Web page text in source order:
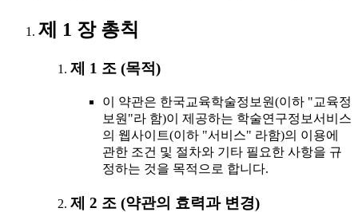
제 1 장 총칙
제 1 조 (목적)
이 약관은 한국교육학술정보원(이하 "교육정
보원"라 함)이 제공하는 학술연구정보서비스
의 웹사이트(이하 "서비스" 라함)의 이용에
관한 조건 및 절차와 기타 필요한 사항을 규
정하는 것을 목적으로 합니다.
제 2 조 (약관의 효력과 변경)